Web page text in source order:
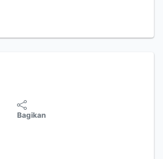
Bagikan